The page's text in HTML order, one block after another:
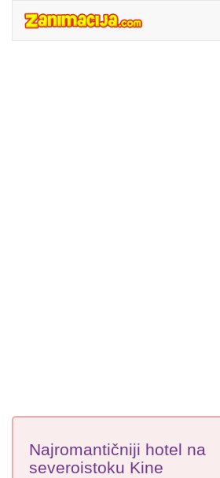
Najromantičniji hotel na
severoistoku Kine